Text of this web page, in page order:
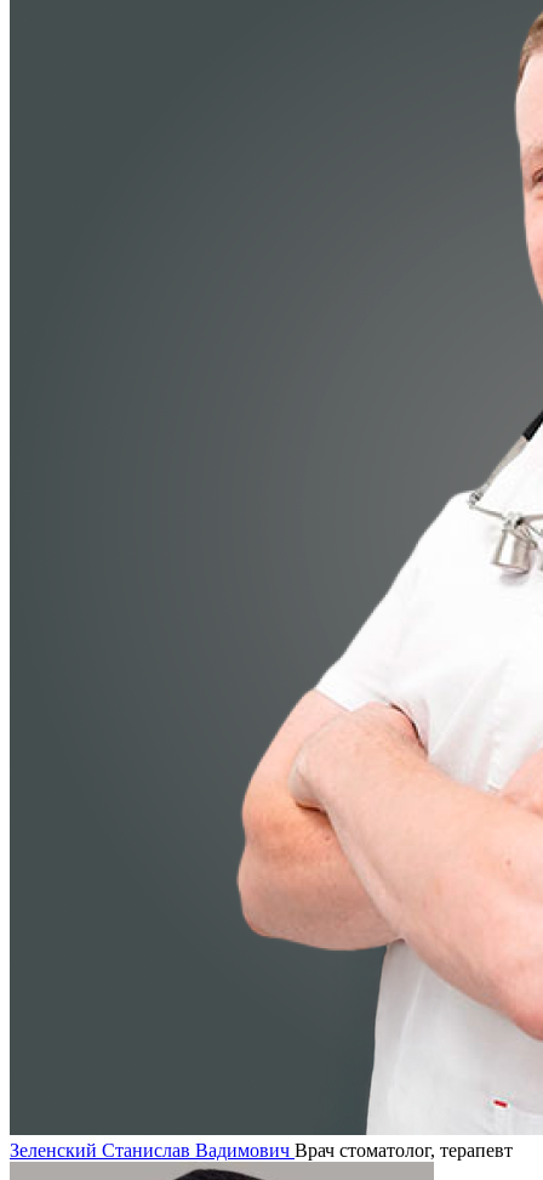
Зеленский Станислав Вадимович Врач стоматолог, терапевт